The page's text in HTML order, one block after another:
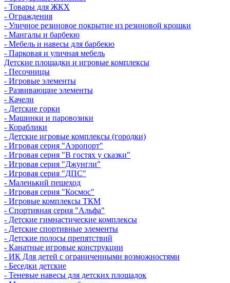
- Товары для ЖКХ
- Ограждения
- Уличное резиновое покрытие из резиновой крошки
- Мангалы и барбекю
- Мебель и навесы для барбекю
- Парковая и уличная мебель
Детские площадки и игровые комплексы
- Песочницы
- Игровые элементы
- Развивающие элементы
- Качели
- Детские горки
- Машинки и паровозики
- Кораблики
- Детские игровые комплексы (городки)
- Игровая серия "Аэропорт"
- Игровая серия "В гостях у сказки"
- Игровая серия "Джунгли"
- Игровая серия "ДПС"
- Маленький пешеход
- Игровая серия "Космос"
- Игровые комплексы ТКМ
- Спортивная серия "Альфа"
- Детские гимнастические комплексы
- Детские спортивные элементы
- Детские полосы препятствий
- Канатные игровые конструкции
- ИК Для детей с ограниченными возможностями
- Беседки детские
- Теневые навесы для детских площадок